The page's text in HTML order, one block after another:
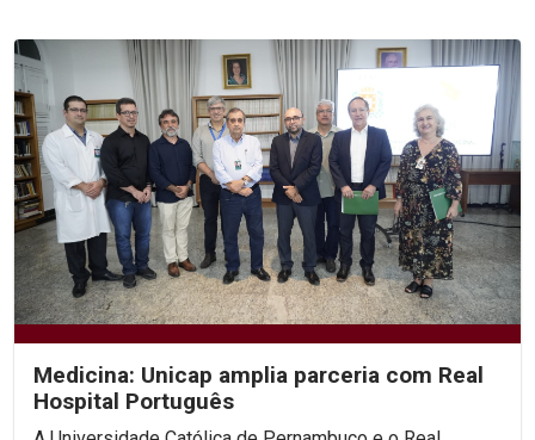
Medicina: Unicap amplia parceria com Real
Hospital Português